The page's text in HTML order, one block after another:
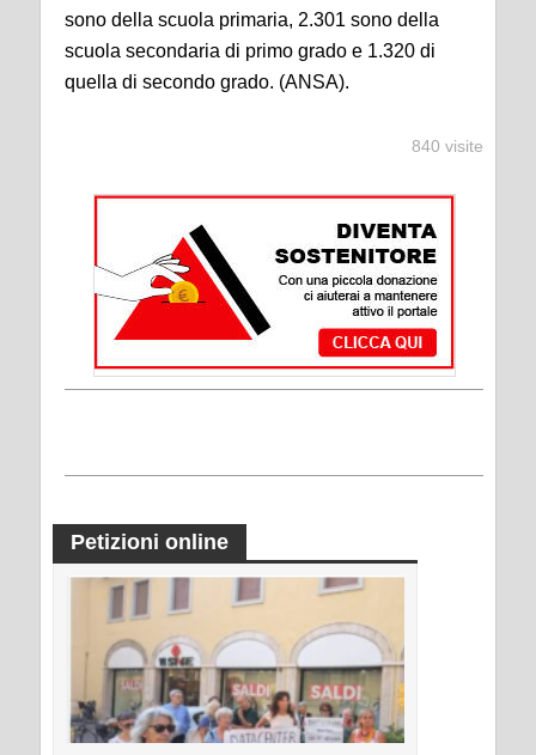
sono della scuola primaria, 2.301 sono della
scuola secondaria di primo grado e 1.320 di
quella di secondo grado. (ANSA).
840 visite
Petizioni online